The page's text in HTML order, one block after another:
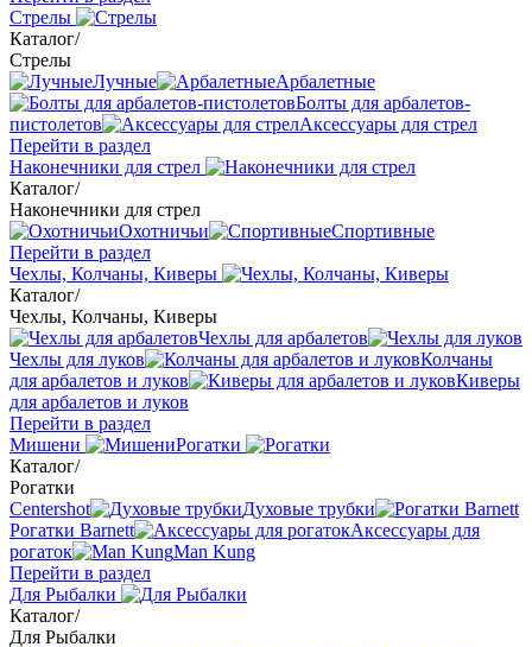
Стрелы
Каталог/
Стрелы
Лучные
Арбалетные
Болты для арбалетов-
пистолетов
Аксессуары для стрел
Перейти в раздел
Наконечники для стрел
Каталог/
Наконечники для стрел
Охотничьи
Спортивные
Перейти в раздел
Чехлы, Колчаны, Киверы
Каталог/
Чехлы, Колчаны, Киверы
Чехлы для арбалетов
Чехлы для луков
Колчаны
для арбалетов и луков
Киверы
для арбалетов и луков
Перейти в раздел
Мишени
Рогатки
Каталог/
Рогатки
Centershot
Духовые трубки
Рогатки Barnett
Аксессуары для
рогаток
Man Kung
Перейти в раздел
Для Рыбалки
Каталог/
Для Рыбалки